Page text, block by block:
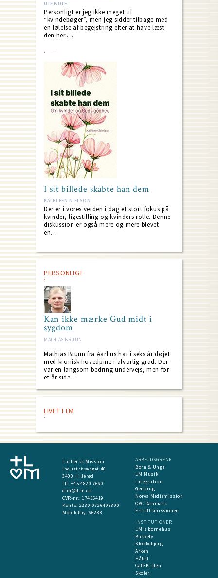
UTE BUTH
Personligt er jeg ikke meget til
“kvindebøger”, men jeg sidder tilbage med
en følelse af begejstring efter at have læst
den her.…
I sit billede skabte han dem
KATHLEEN NIELSON
Der er i vores verden i dag et stort fokus på
kvinder, ligestilling og kvinders rolle. Denne
diskussion er også mere og mere blevet
en…
PERSONLIGT
Kan ikke mærke Gud midt i
sygdom
MATHIAS BRUUN
Mathias Bruun fra Aarhus har i seks år døjet
med kronisk hovedpine i alvorlig grad. Der
var en langsom bedring undervejs, men for
et år side…
LIVET I LM
Luthersk Mission
Industrivænget 40
3400 Hillerød
tlf. +45 4820 7660
dlm@dlm.dk
CVR-nr.: 17455419
​Konto: 2230-0726496390
MobilePay:66288
ARBEJDSGRENE
Børn & Unge
LM Musik
Integration
Genbrug
Norea Mediemission
OAC Danmark
Friluftsmissionen
INSTITUTIONER
LM's børnehus
Bakkely
Klokkebjerg
Arken
Håbet
Café Kilden
Skoler